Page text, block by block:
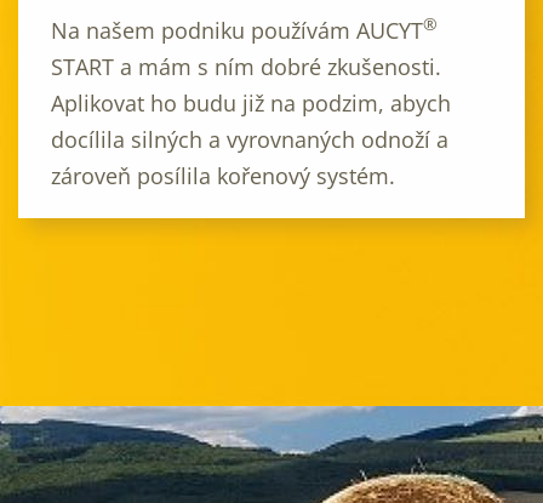
Na našem podniku používám AUCYT®
START a mám s ním dobré zkušenosti.
Aplikovat ho budu již na podzim, abych
docílila silných a vyrovnaných odnoží a
zároveň posílila kořenový systém.